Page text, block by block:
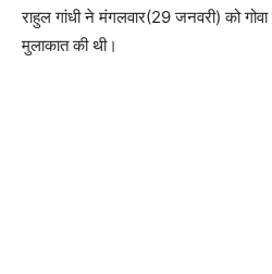
राहुल गांधी ने मंगलवार(29 जनवरी) को
मुलाकात की थी।